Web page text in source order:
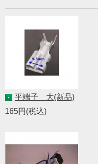
平端子 大(新品)
165円(税込)